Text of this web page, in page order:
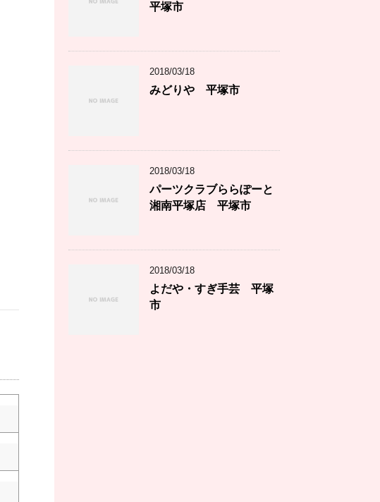
平塚市
2018/03/18
みどりや 平塚市
2018/03/18
パーツクラブららぽーと
湘南平塚店 平塚市
2018/03/18
よだや・すぎ手芸 平塚
市